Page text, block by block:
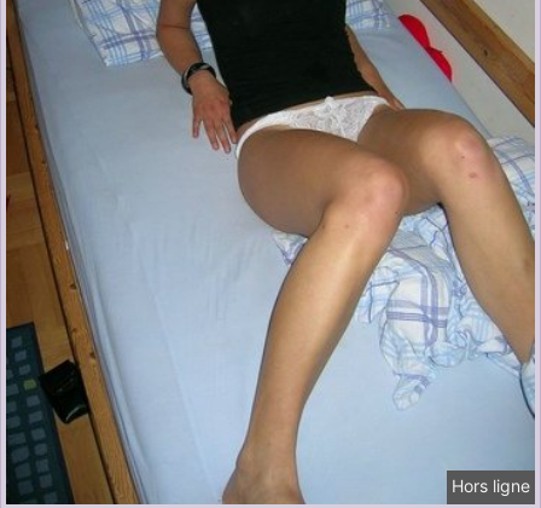
Hors ligne